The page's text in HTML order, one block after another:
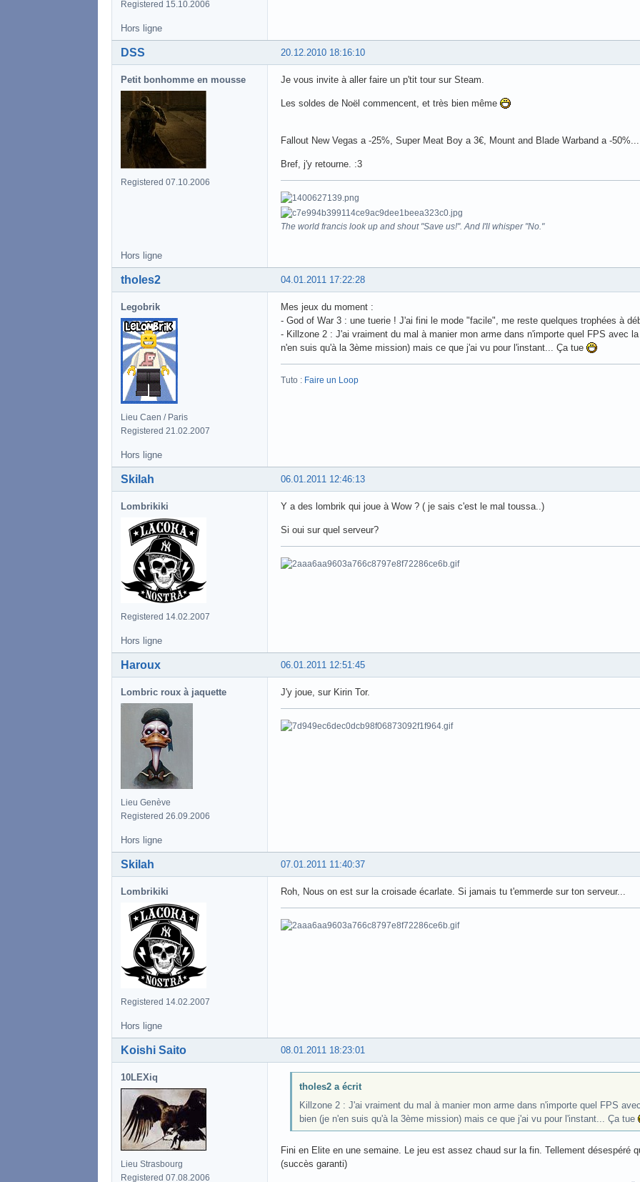
Registered 15.10.2006
Hors ligne
20.12.2010 18:16:10
DSS
Petit bonhomme en mousse
Registered 07.10.2006
Je vous invite à aller faire un p'tit tour sur Steam.
Les soldes de Noël commencent, et très bien même
Fallout New Vegas a -25%, Super Meat Boy a 3€, Mount and Blade Warband a -50%...
Bref, j'y retourne. :3
The world francis look up and shout "Save us!". And I'll whisper "No."
Hors ligne
04.01.2011 17:22:28
tholes2
Legobrik
Lieu Caen / Paris
Registered 21.02.2007
Mes jeux du moment :
- God of War 3 : une tuerie ! J'ai fini le mode "facile", me reste quelques trophées à
- Killzone 2 : J'ai vraiment du mal à manier mon arme dans n'importe quel FPS avec
n'en suis qu'à la 3ème mission) mais ce que j'ai vu pour l'instant... Ça tue
Tuto : Faire un Loop
Hors ligne
06.01.2011 12:46:13
Skilah
Lombrikiki
Registered 14.02.2007
Y a des lombrik qui joue à Wow ? ( je sais c'est le mal toussa..)
Si oui sur quel serveur?
Hors ligne
06.01.2011 12:51:45
Haroux
Lombric roux à jaquette
Lieu Genève
Registered 26.09.2006
J'y joue, sur Kirin Tor.
Hors ligne
07.01.2011 11:40:37
Skilah
Lombrikiki
Registered 14.02.2007
Roh, Nous on est sur la croisade écarlate. Si jamais tu t'emmerde sur ton serveur...
Hors ligne
08.01.2011 18:23:01
Koishi Saito
10LEXiq
Lieu Strasbourg
Registered 07.08.2006
tholes2 a écrit
Killzone 2 : J'ai vraiment du mal à manier mon arme dans n'importe quel FPS
bien (je n'en suis qu'à la 3ème mission) mais ce que j'ai vu pour l'instant... Ça tue
Fini en Elite en une semaine. Le jeu est assez chaud sur la fin. Tellement désespéré
(succès garanti)